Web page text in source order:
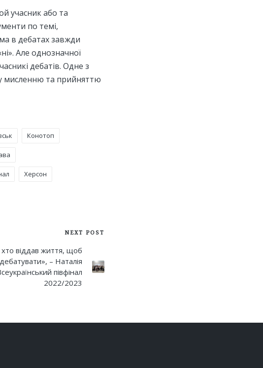
учасник або та
по темі,
в дебатах завжди
Але однозначної
дебатів. Одне з
мисленню та прийняттю
Конотоп
Херсон
NEXT POST
віддав життя, щоб
– Наталія
півфінал
2022/2023